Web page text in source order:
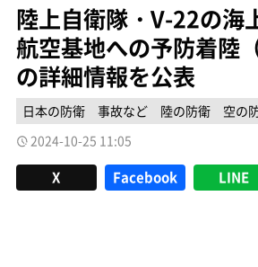
陸上自衛隊・V-22の海
航空基地への予防着陸
の詳細情報を公表
日本の防衛 事故など 陸の防衛
空の
2024-10-25 11:05
X Facebook LINE